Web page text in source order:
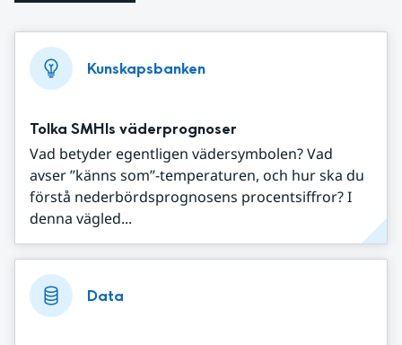
Kunskapsbanken
Tolka SMHIs väderprognoser
Vad betyder egentligen vädersymbolen? Vad
avser ”känns som”-temperaturen, och hur ska du
förstå nederbördsprognosens procentsiffror? I
denna vägled...
Data